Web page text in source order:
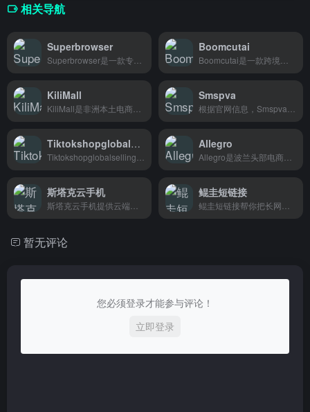
相关导航
Superbrowser Boomcutai
KiliMall Smspva
Tiktokshopglobalselling Allegro
斯塔克云手机 鲲圭短链接
暂无评论
您必须登录才能参与评论！
立即登录